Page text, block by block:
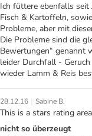
Ich füttere ebenfalls seit
Fisch & Kartoffeln,
Probleme, aber mit
Die Probleme sind die
Bewertungen“ genannt
leider Durchfall -
wieder Lamm & Reis
28.12.16 | Sabine B.
This is a stars rating
nicht so überzeugt